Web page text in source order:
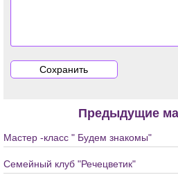
Предыдущие
Мастер -класс " Будем знакомы"
Семейный клуб "Речецветик"